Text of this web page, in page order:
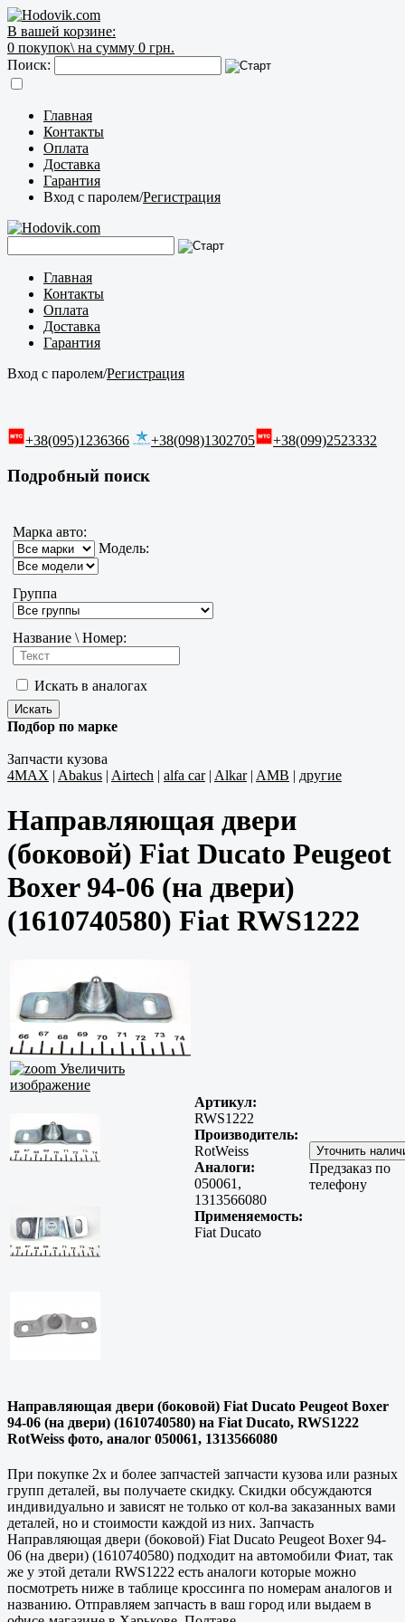
В вашей корзине:
0 покупок\ на сумму 0 грн.
Поиск:
Главная
Контакты
Оплата
Доставка
Гарантия
Вход с паролем/Регистрация
Главная
Контакты
Оплата
Доставка
Гарантия
Вход с паролем/Регистрация
+38(095)1236366 +38(098)1302705 +38(099)2523332
Подробный поиск
Марка авто:
Модель:
Группа
Название \ Номер:
Искать в аналогах
Подбор по марке
Запчасти кузова
4MAX | Abakus | Airtech | alfa car| Alkar| AMB | другие
Направляющая двери
(боковой) Fiat Ducato Peugeot
Boxer 94-06 (на двери)
(1610740580) Fiat RWS1222
Увеличить
изображение
Артикул:
RWS1222
Производитель:
RotWeiss
Аналоги:
050061,
1313566080
Применяемость:
Fiat Ducato
Предзаказ по
телефону
Направляющая двери (боковой) Fiat Ducato Peugeot Boxer
94-06 (на двери) (1610740580) на Fiat Ducato, RWS1222
RotWeiss фото, аналог 050061, 1313566080
При покупке 2х и более запчастей запчасти кузова или разных
групп деталей, вы получаете скидку. Скидки обсуждаются
индивидуально и зависят не только от кол-ва заказанных вами
деталей, но и стоимости каждой из них. Запчасть
Направляющая двери (боковой) Fiat Ducato Peugeot Boxer 94-
06 (на двери) (1610740580) подходит на автомобили Фиат, так
же у этой детали RWS1222 есть аналоги которые можно
посмотреть ниже в таблице кроссинга по номерам аналогов и
названию. Отправляем запчасть в ваш город или выдаем в